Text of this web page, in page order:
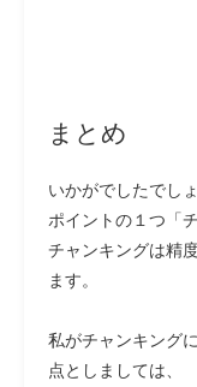
まとめ
いかがでしたでし
ポイントの１つ「
チャンキングは精
ます。
私がチャンキング
点としましては、